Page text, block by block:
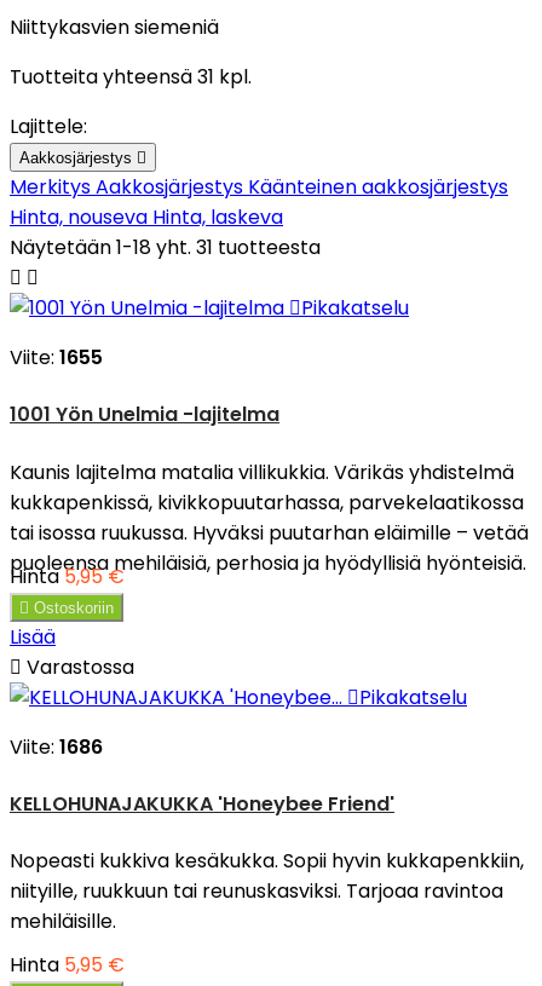
Niittykasvien siemeniä
Tuotteita yhteensä 31 kpl.
Lajittele:
Aakkosjärjestys 
MerkitysAakkosjärjestys Käänteinen aakkosjärjestys
Hinta, nouseva Hinta, laskeva
Näytetään 1-18 yht. 31 tuotteesta
 
Pikakatselu
Viite: 1655
1001 Yön Unelmia -lajitelma
Kaunis lajitelma matalia villikukkia. Värikäs yhdistelmä
kukkapenkissä, kivikkopuutarhassa, parvekelaatikossa
tai isossa ruukussa. Hyväksi puutarhan eläimille – vetää
puoleensa mehiläisiä, perhosia ja hyödyllisiä hyönteisiä.
Hinta5,95 €
 Ostoskoriin
Lisää
 Varastossa
Pikakatselu
Viite: 1686
KELLOHUNAJAKUKKA 'Honeybee Friend'
Nopeasti kukkiva kesäkukka. Sopii hyvin kukkapenkkiin,
niityille, ruukkuun tai reunuskasviksi. Tarjoaa ravintoa
mehiläisille.
Hinta 5,95 €